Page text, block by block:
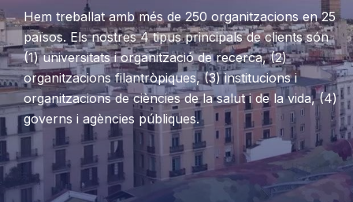
Hem treballat amb més de 250 organitzacions en 25
països. Els nostres 4 tipus principals de clients són
(1) universitats i organització de recerca, (2)
organitzacions filantròpiques, (3) institucions i
organitzacions de ciències de la salut i de la vida, (4)
governs i agències públiques.